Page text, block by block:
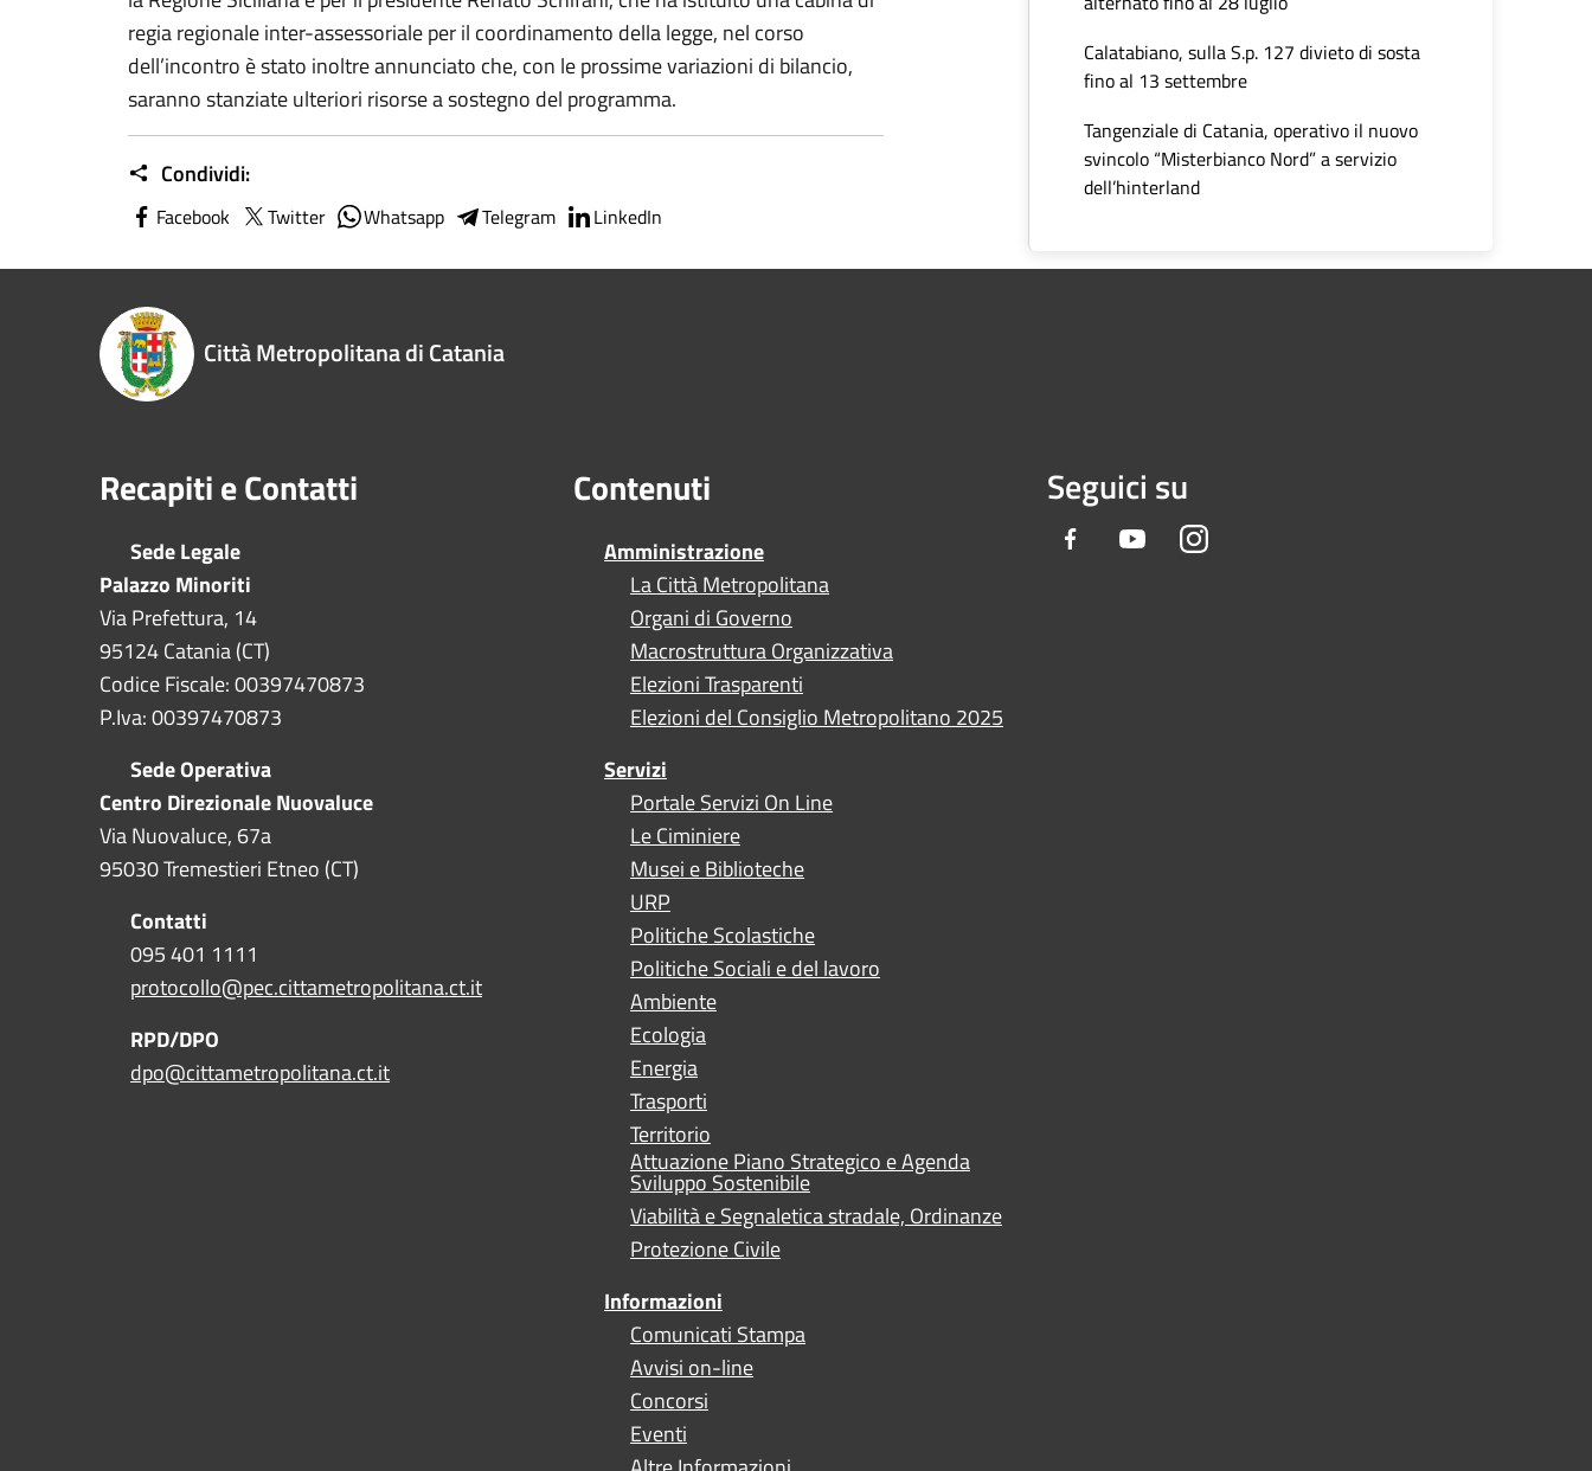
regia regionale inter-assessoriale per il coordinamento della legge, nel corso
dell’incontro è stato inoltre annunciato che, con le prossime variazioni di bilancio,
saranno stanziate ulteriori risorse a sostegno del programma.
Condividi:
Facebook Twitter Whatsapp Telegram LinkedIn
Calatabiano, sulla S.p. 127 divieto di sosta
fino al 13 settembre
Tangenziale di Catania, operativo il nuovo
svincolo “Misterbianco Nord” a servizio
dell’hinterland
Città Metropolitana di Catania
Recapiti e Contatti
Sede Legale
Palazzo Minoriti
Via Prefettura, 14
95124 Catania (CT)
Codice Fiscale: 00397470873
P.Iva: 00397470873
Sede Operativa
Centro Direzionale Nuovaluce
Via Nuovaluce, 67a
95030 Tremestieri Etneo (CT)
Contatti
095 401 1111
protocollo@pec.cittametropolitana.ct.it
RPD/DPO
dpo@cittametropolitana.ct.it
Contenuti
Amministrazione
La Città Metropolitana
Organi di Governo
Macrostruttura Organizzativa
Elezioni Trasparenti
Elezioni del Consiglio Metropolitano 2025
Servizi
Portale Servizi On Line
Le Ciminiere
Musei e Biblioteche
URP
Politiche Scolastiche
Politiche Sociali e del lavoro
Ambiente
Ecologia
Energia
Trasporti
Territorio
Attuazione Piano Strategico e Agenda
Sviluppo Sostenibile
Viabilità e Segnaletica stradale, Ordinanze
Protezione Civile
Informazioni
Comunicati Stampa
Avvisi on-line
Concorsi
Eventi
Seguici su
Facebook YoutubeInstagram